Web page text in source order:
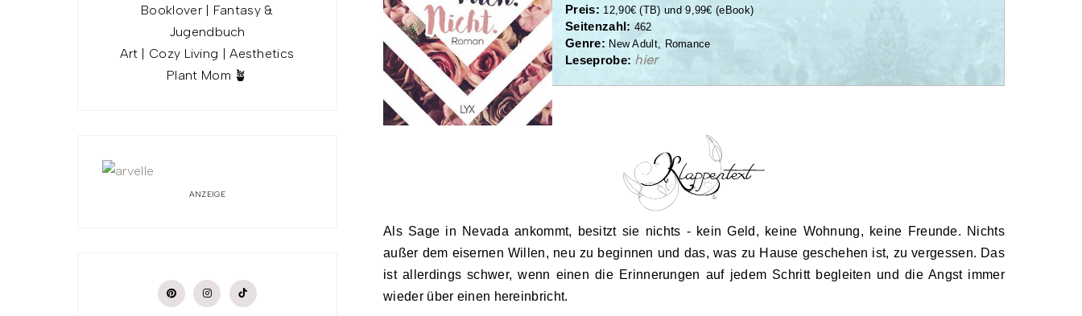
Preis: 1 2,90€(TB) und9 99€ (eBook)
Seitenzahl: 462
Genre: New Adult, Romance
Leseprobe: hier
Als Sage in Nevada ankommt, besitzt sie nichts - kein Geld, keine Wohnung, keine Freunde. Nichts
außer dem eisernen Willen, neu zu beginnen und das, was zu Hause geschehen ist, zu vergessen. Das
ist allerdings schwer, wenn einen die Erinnerungen auf jedem Schritt begleiten und die Angst immer
wieder über einen hereinbricht.
Booklover | Fantasy &
Jugendbuch
Art | Cozy Living | Aesthetics
Plant Mom 🪴
ANZEIGE